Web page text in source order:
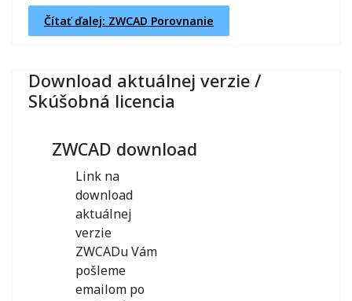
Čítať ďalej: ZWCAD Porovnanie
Download aktuálnej verzie /
Skúšobná licencia
ZWCAD download
Link na
download
aktuálnej
verzie
ZWCADu Vám
pošleme
emailom po